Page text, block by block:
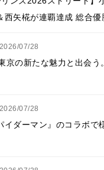
西矢椛が連覇達成 総合
2026/07/28
京の新たな魅力と出会
2026/07/28
イダーマン』のコラボ